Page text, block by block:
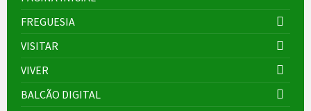
FREGUESIA
VISITAR
VIVER
BALCÃO DIGITAL